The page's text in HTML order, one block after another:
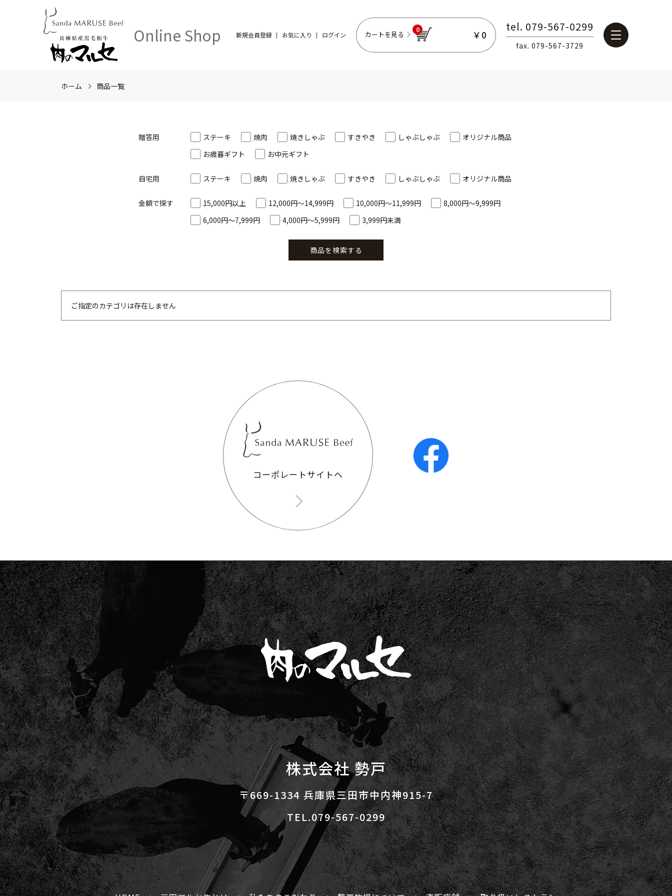
Online Shop 新規会員登録 お気に入り ログイン カートを見る
0 ￥0
tel. 079-567-0299
fax. 079-567-3729
ホーム 商品一覧
贈答用 ステーキ 焼肉 焼きしゃぶ すきやき しゃぶしゃぶ
オリジナル商品
お歳暮ギフト
お中元ギフト
自宅用 ステーキ 焼肉 焼きしゃぶ すきやき しゃぶしゃぶ オリジナル商品
金額で探す 15,000円以上 12,000円～14,999円 10,000円～11,999円
8,000円～9,999円
6,000円～7,999円
4,000円～5,999円 3,999円未満
商品を検索する
ご指定のカテゴリは存在しません
コーポレートサイトへ
株式会社 勢戸
〒669-1334 兵庫県三田市中内神915-7
TEL.079-567-0299